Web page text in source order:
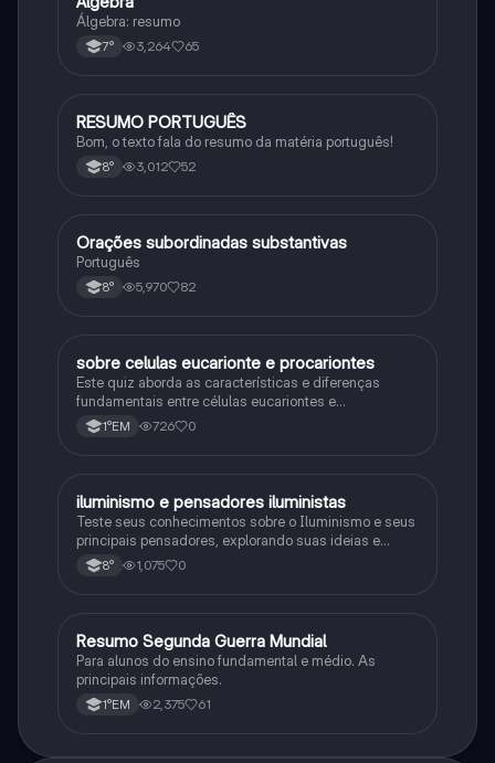
Álgebra: resumo
7° 3,264 65
Português
RESUMO PORTUGUÊS
Bom, o texto fala do resumo da matéria português!
8° 3,012 52
Português
Orações subordinadas substantivas
Português
8° 5,970 82
Biologia
sobre celulas eucarionte e procariontes
Este quiz aborda as características e diferenças
fundamentais entre células eucariontes e
procariontes.
1°EM 726 0
História
iluminismo e pensadores iluministas
Teste seus conhecimentos sobre o Iluminismo e seus
principais pensadores, explorando suas ideias e
impacto histórico.
8° 1,075 0
História
Resumo Segunda Guerra Mundial
Para alunos do ensino fundamental e médio. As
principais informações.
1°EM 2,375 61